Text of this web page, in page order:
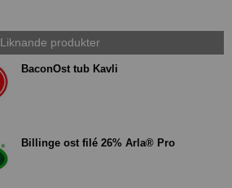
Liknande produkter
BaconOst tub Kavli
Billinge ost filé 26% Arla® Pro